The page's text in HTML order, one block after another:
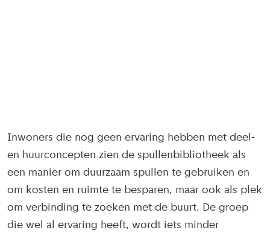
Inwoners die nog geen ervaring hebben met deel-
en huurconcepten zien de spullenbibliotheek als
een manier om duurzaam spullen te gebruiken en
om kosten en ruimte te besparen, maar ook als plek
om verbinding te zoeken met de buurt. De groep
die wel al ervaring heeft, wordt iets minder